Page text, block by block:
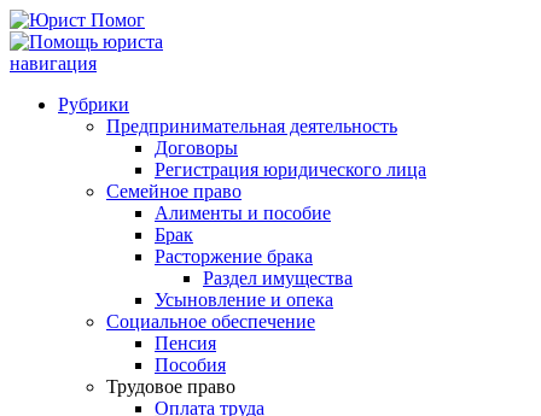
навигация
Рубрики
Предпринимательная деятельность
Договоры
Регистрация юридического лица
Семейное право
Алименты и пособие
Брак
Расторжение брака
Раздел имущества
Усыновление и опека
Социальное обеспечение
Пенсия
Пособия
Трудовое право
Оплата труда